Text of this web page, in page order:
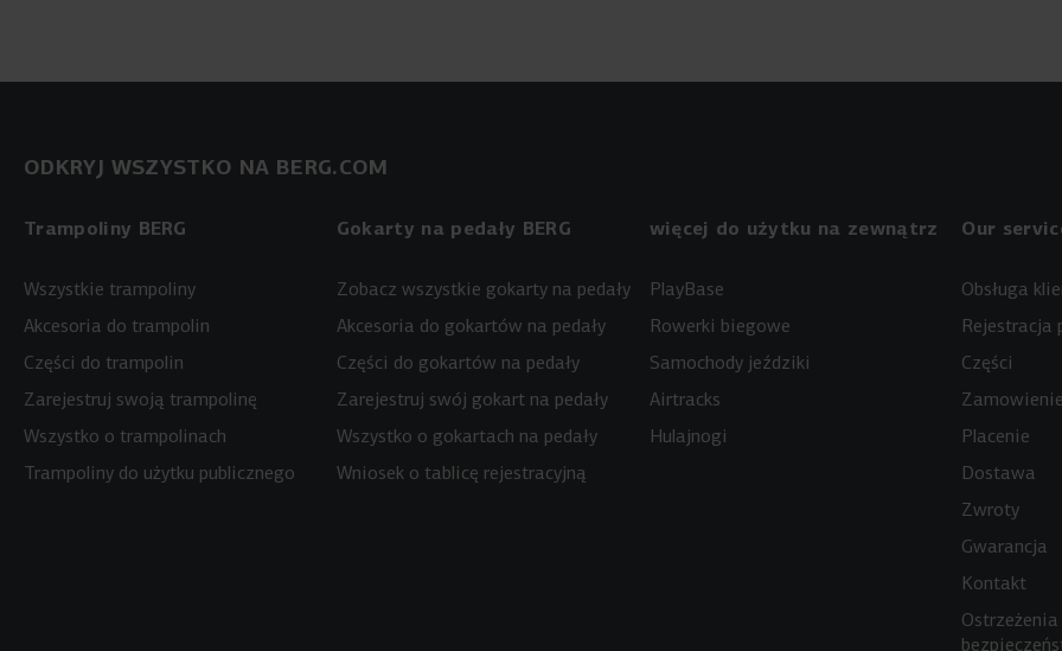
ODKRYJ WSZYSTKO NA BERG.COM
Trampoliny BERG
Wszystkie trampoliny
Akcesoria do trampolin
Części do trampolin
Zarejestruj swoją trampolinę
Wszystko o trampolinach
Trampoliny do użytku publicznego
Gokarty na pedały BERG
Zobacz wszystkie gokarty na pedały
Akcesoria do gokartów na pedały
Części do gokartów na pedały
Zarejestruj swój gokart na pedały
Wszystko o gokartach na pedały
Wniosek o tablicę rejestracyjną
więcej do użytku na zewnątrz
PlayBase
Rowerki biegowe
Samochody jeździki
Airtracks
Hulajnogi
Our
Obsługa
Rejestracja
Części
Placenie
Dostawa
Zwroty
Gwarancja
Kontakt